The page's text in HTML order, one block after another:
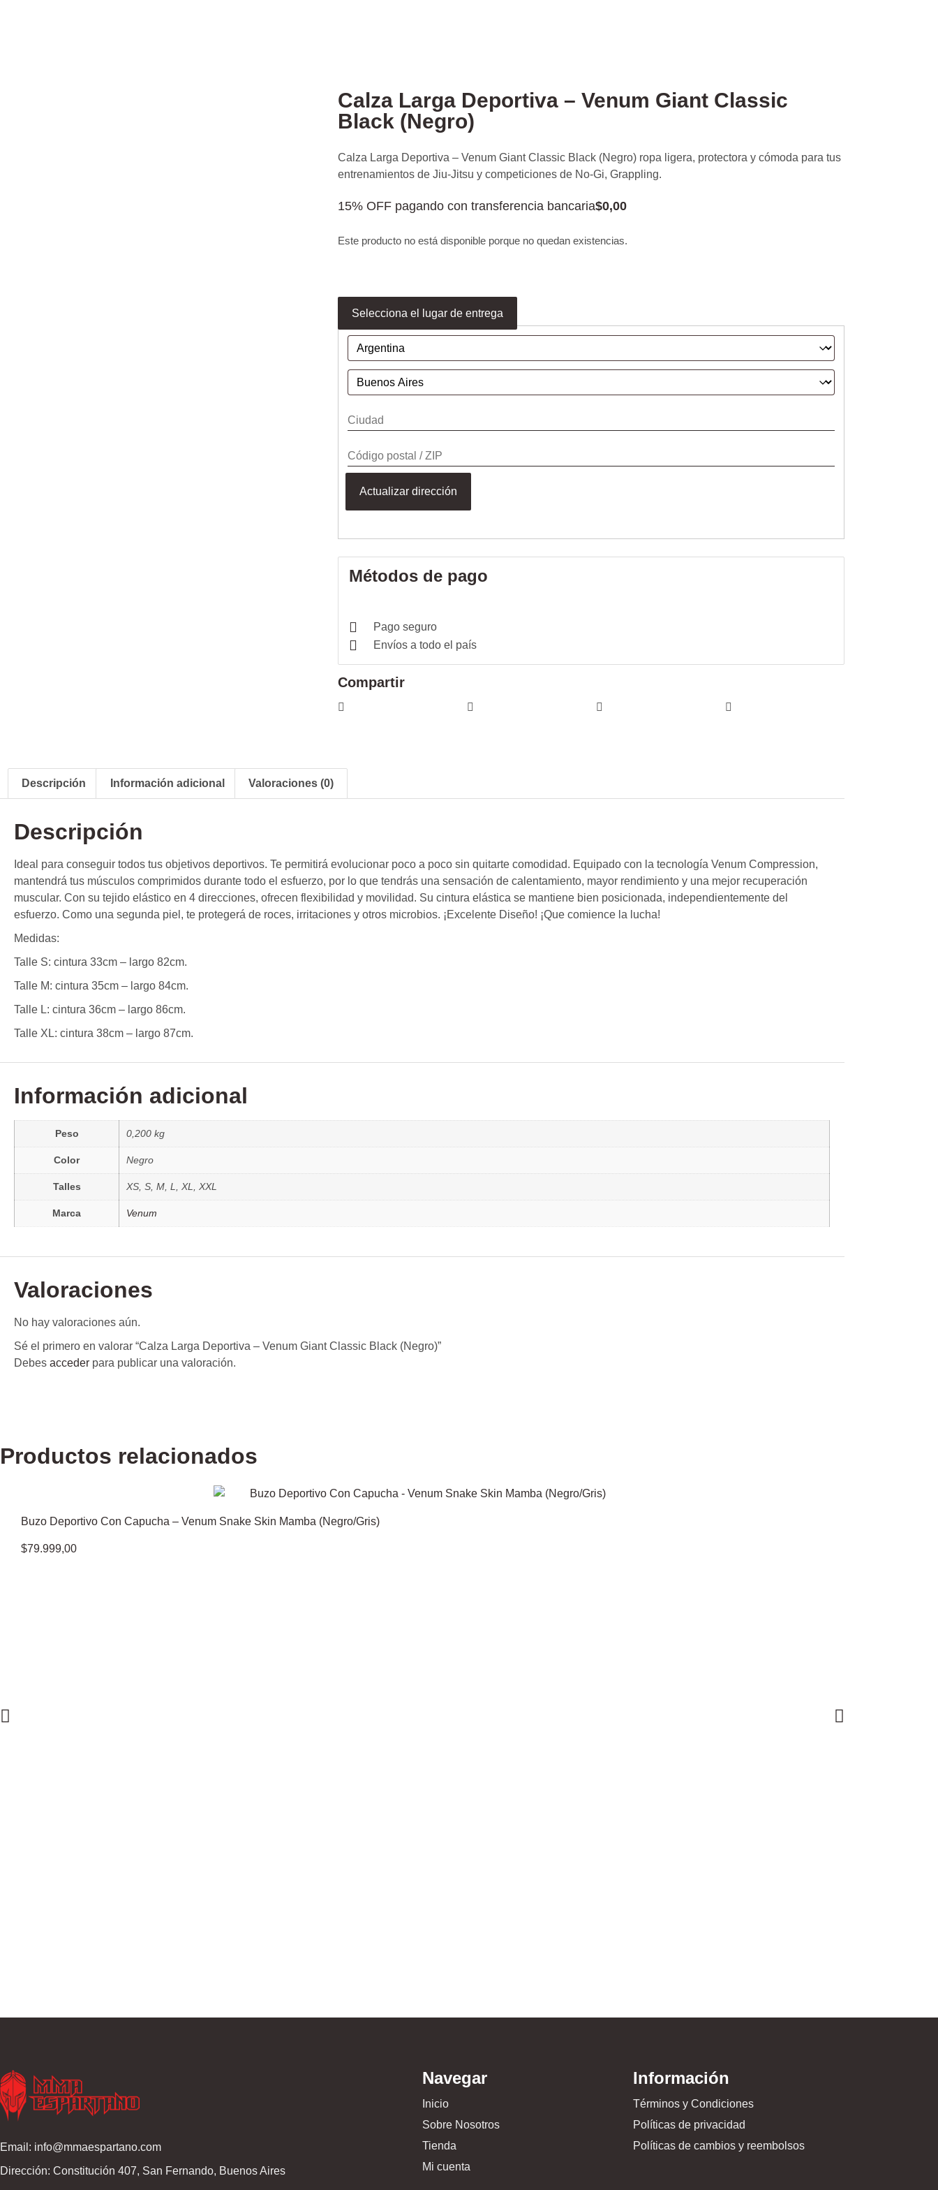
Calza Larga Deportiva – Venum Giant Classic
Black (Negro)
Calza Larga Deportiva – Venum Giant Classic Black (Negro) ropa ligera, protectora y cómoda para tus
entrenamientos de Jiu-Jitsu y competiciones de No-Gi, Grappling.
15% OFF pagando con transferencia bancaria$0,00
Este producto no está disponible porque no quedan existencias.
Selecciona el lugar de entrega
Actualizar dirección
Métodos de pago
Pago seguro
Envíos a todo el país
Compartir
Descripción Información adicional Valoraciones (0)
Descripción
Ideal para conseguir todos tus objetivos deportivos. Te permitirá evolucionar poco a poco sin quitarte comodidad. Equipado con la tecnología Venum Compression,
mantendrá tus músculos comprimidos durante todo el esfuerzo, por lo que tendrás una sensación de calentamiento, mayor rendimiento y una mejor recuperación
muscular. Con su tejido elástico en 4 direcciones, ofrecen flexibilidad y movilidad. Su cintura elástica se mantiene bien posicionada, independientemente del
esfuerzo. Como una segunda piel, te protegerá de roces, irritaciones y otros microbios. ¡Excelente Diseño! ¡Que comience la lucha!
Medidas:
Talle S: cintura 33cm – largo 82cm.
Talle M: cintura 35cm – largo 84cm.
Talle L: cintura 36cm – largo 86cm.
Talle XL: cintura 38cm – largo 87cm.
Información adicional
Peso 0,200 kg
Color Negro
Talles XS, S, M, L, XL, XXL
Marca Venum
Valoraciones
No hay valoraciones aún.
Sé el primero en valorar “Calza Larga Deportiva – Venum Giant Classic Black (Negro)”
Debes acceder para publicar una valoración.
Productos relacionados
Buzo Deportivo Con Capucha – Venum Snake Skin Mamba (Negro/Gris)
$79.999,00
Email: info@mmaespartano.com
Dirección: Constitución 407, San Fernando, Buenos Aires
Navegar
Inicio
Sobre Nosotros
Tienda
Mi cuenta
Información
Términos y Condiciones
Políticas de privacidad
Políticas de cambios y reembolsos